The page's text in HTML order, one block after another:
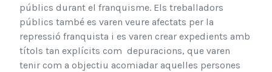
públics durant el franquisme. Els treballadors
públics també es varen veure afectats per la
repressió franquista i es varen crear expedients amb
títols tan explícits com depuracions, que varen
tenir com a objectiu acomiadar aquelles persones